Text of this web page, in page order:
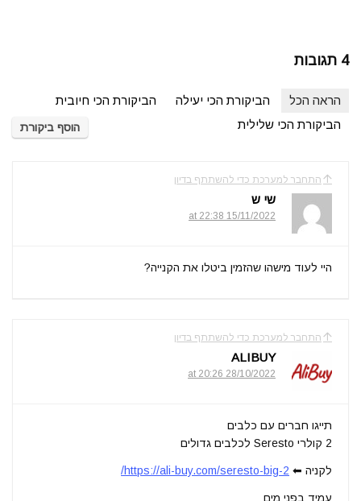
4 תגובות
הראה הכל הביקורת הכי יעילה
הביקורת הכי חיובית
הביקורת הכי שלילית
הוסף ביקורת
התחבר למערכת כדי להשתתף בדיון
שי ש
15/11/2022 at 22:38
היי לעוד מישהו שהזמין ביטלו את הקנייה?
התחבר למערכת כדי להשתתף בדיון
ALIBUY
28/10/2022 at 20:26
תייגו חברים עם כלבים
2 קולרי Seresto לכלבים גדולים
לקניה ⬅ https://ali-buy.com/seresto-big-2/
עמיד בפני מים